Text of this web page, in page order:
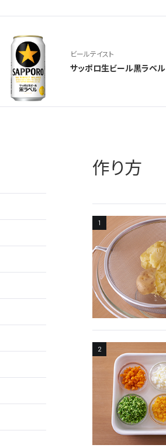
ビールテイスト
サッポロ生ビール黒ラベル
作り方